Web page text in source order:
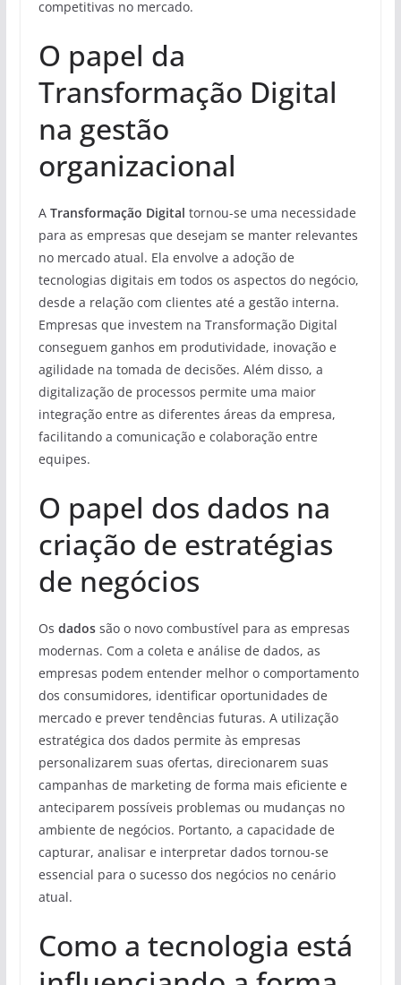
competitivas no mercado.
O papel da
Transformação Digital
na gestão
organizacional
A Transformação Digital tornou-se uma necessidade
para as empresas que desejam se manter relevantes
no mercado atual. Ela envolve a adoção de
tecnologias digitais em todos os aspectos do negócio,
desde a relação com clientes até a gestão interna.
Empresas que investem na Transformação Digital
conseguem ganhos em produtividade, inovação e
agilidade na tomada de decisões. Além disso, a
digitalização de processos permite uma maior
integração entre as diferentes áreas da empresa,
facilitando a comunicação e colaboração entre
equipes.
O papel dos dados na
criação de estratégias
de negócios
Os dadossão o novo combustível para as empresas
modernas. Com a coleta e análise de dados, as
empresas podem entender melhor o comportamento
dos consumidores, identificar oportunidades de
mercado e prever tendências futuras. A utilização
estratégica dos dados permite às empresas
personalizarem suas ofertas, direcionarem suas
campanhas de marketing de forma mais eficiente e
anteciparem possíveis problemas ou mudanças no
ambiente de negócios. Portanto, a capacidade de
capturar, analisar e interpretar dados tornou-se
essencial para o sucesso dos negócios no cenário
atual.
Como a tecnologia está